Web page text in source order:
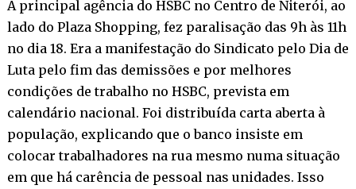
A principal agência do HSBC no Centro de Niterói, ao
lado do Plaza Shopping, fez paralisação das 9h às 11h
no dia 18. Era a manifestação do Sindicato pelo Dia de
Luta pelo fim das demissões e por melhores
condições de trabalho no HSBC, prevista em
calendário nacional. Foi distribuída carta aberta à
população, explicando que o banco insiste em
colocar trabalhadores na rua mesmo numa situação
em que há carência de pessoal nas unidades. Isso